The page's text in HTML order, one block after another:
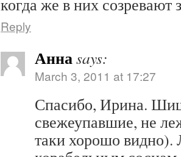
когда же в них
Reply
Аннаsays:
March 3, 2011 at 17:27
Спасибо, Ирина.
свежеупавшие, не
таки хорошо видно).